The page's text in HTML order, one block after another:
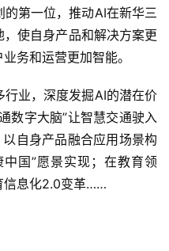
第一位，推动AI在新华三
使自身产品和解决方案更
务和运营更加智能。
业，深度发掘AI的潜在价
数字大脑”让智慧交通驶入
自身产品融合应用场景构
中国”愿景实现；在教育领
信息化2.0变革……